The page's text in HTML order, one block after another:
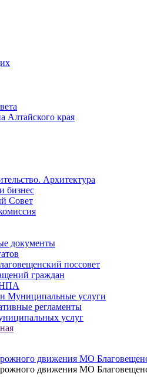
Алтайского края
Архитектура
бизнес
Совет
документы
поссовет
граждан
и Муниципальные услуги
регламенты
услуг
движения МО
движения МО